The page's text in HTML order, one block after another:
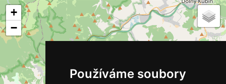
Používáme soubory
+
−